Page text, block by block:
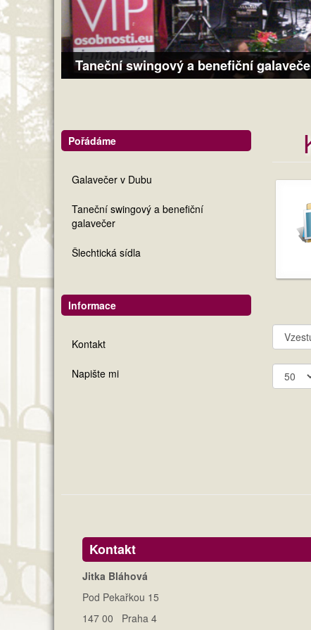
Taneční swingový a benefiční
Pořádáme
Galavečer v Dubu
Taneční swingový a benefiční
galavečer
Šlechtická sídla
Informace
Kontakt
Napište mi
Kontakt
Jitka Bláhová
Pod Pekařkou 15
147 00 Praha 4